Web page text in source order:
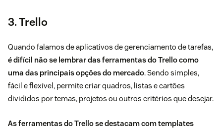
3. Trello
Quando falamos de aplicativos de gerenciamento de tarefas,
é difícil não se lembrar das ferramentas doTrellocomo
uma das principais opções do mercado. Sendo simples,
fácil e flexível, permite criar quadros, listas e cartões
divididos por temas, projetos ou outros critérios que desejar.
As ferramentas do Trello se destacam com templates